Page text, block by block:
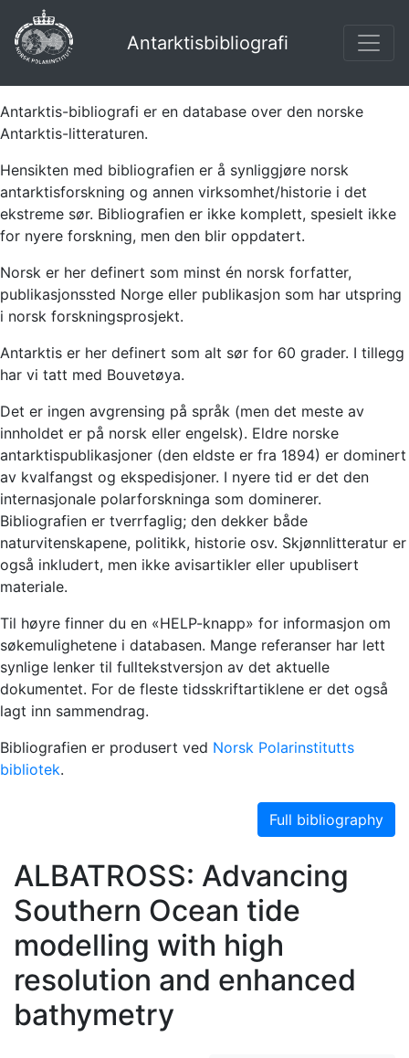
Antarktisbibliografi
Antarktis-bibliografi er en database over den norske
Antarktis-litteraturen.
Hensikten med bibliografien er å synliggjøre norsk
antarktisforskning og annen virksomhet/historie i det
ekstreme sør. Bibliografien er ikke komplett, spesielt ikke
for nyere forskning, men den blir oppdatert.
Norsk er her definert som minst én norsk forfatter,
publikasjonssted Norge eller publikasjon som har utspring
i norsk forskningsprosjekt.
Antarktis er her definert som alt sør for 60 grader. I tillegg
har vi tatt med Bouvetøya.
Det er ingen avgrensing på språk (men det meste av
innholdet er på norsk eller engelsk). Eldre norske
antarktispublikasjoner (den eldste er fra 1894) er dominert
av kvalfangst og ekspedisjoner. I nyere tid er det den
internasjonale polarforskninga som dominerer.
Bibliografien er tverrfaglig; den dekker både
naturvitenskapene, politikk, historie osv. Skjønnlitteratur er
også inkludert, men ikke avisartikler eller upublisert
materiale.
Til høyre finner du en «HELP-knapp» for informasjon om
søkemulighetene i databasen. Mange referanser har lett
synlige lenker til fulltekstversjon av det aktuelle
dokumentet. For de fleste tidsskriftartiklene er det også
lagt inn sammendrag.
Bibliografien er produsert ved Norsk Polarinstitutts
bibliotek.
Full bibliography
ALBATROSS: Advancing
Southern Ocean tide
modelling with high
resolution and enhanced
bathymetry